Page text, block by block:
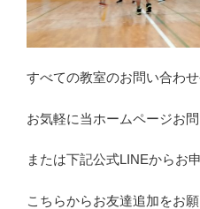
すべての教室のお問い合わせ
お気軽に当ホームページお
または下記公式LINEからお
こちらからお友達追加をお